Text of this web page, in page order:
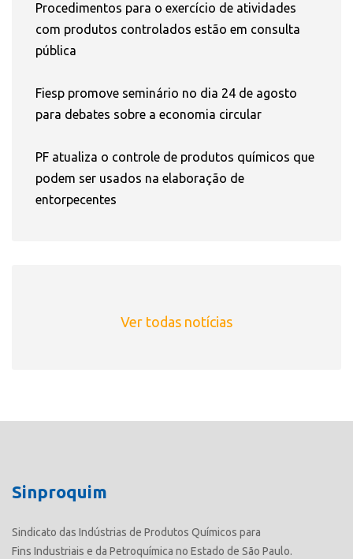
Procedimentos para o exercício de atividades
com produtos controlados estão em consulta
pública
Fiesp promove seminário no dia 24 de agosto
para debates sobre a economia circular
PF atualiza o controle de produtos químicos que
podem ser usados na elaboração de
entorpecentes
Ver todas notícias
Sinproquim
Sindicato das Indústrias de Produtos Químicos para
Fins Industriais e da Petroquímica no Estado de São Paulo.